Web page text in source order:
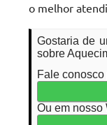
o melhor
Gostaria de
sobre
Fale
Ou em nosso